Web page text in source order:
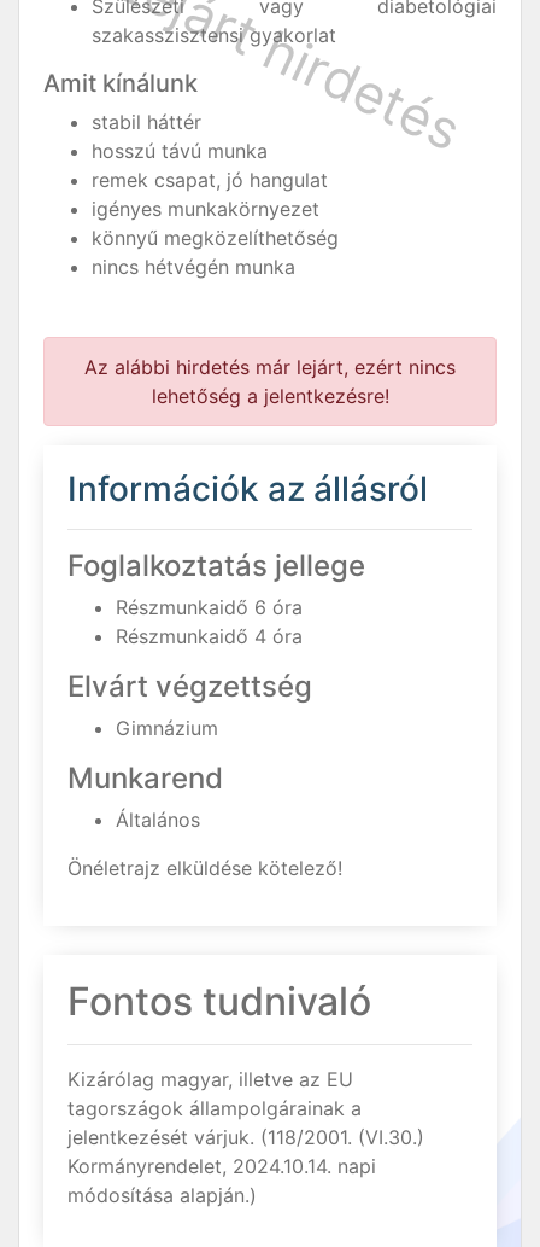
Szülészeti vagy diabetológiai
szakasszisztensi gyakorlat
Amit kínálunk
stabil háttér
hosszú távú munka
remek csapat, jó hangulat
igényes munkakörnyezet
könnyű megközelíthetőség
nincs hétvégén munka
Az alábbi hirdetés már lejárt, ezért nincs
lehetőség a jelentkezésre!
Információk az állásról
Foglalkoztatás jellege
Részmunkaidő 6 óra
Részmunkaidő 4 óra
Elvárt végzettség
Gimnázium
Munkarend
Általános
Önéletrajz elküldése kötelező!
Fontos tudnivaló
Kizárólag magyar, illetve az EU
tagországok állampolgárainak a
jelentkezését várjuk. (118/2001. (VI.30.)
Kormányrendelet, 2024.10.14. napi
módosítása alapján.)